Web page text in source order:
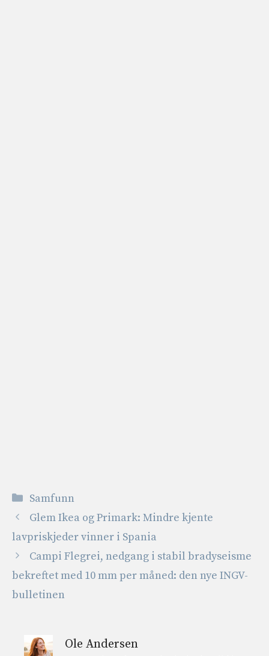
Kategorier
Samfunn
Glem Ikea og Primark: Mindre kjente
lavpriskjeder vinner i Spania
Campi Flegrei, nedgang i stabil bradyseisme
bekreftet med 10 mm per måned: den nye INGV-
bulletinen
Ole Andersen